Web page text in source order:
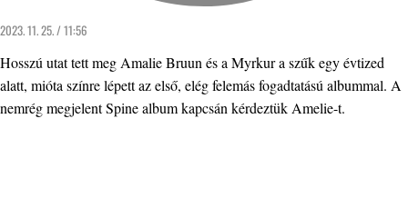
2023. 11. 25. / 11:56
Hosszú utat tett meg Amalie Bruun és a Myrkur a szűk egy évtized
alatt, mióta színre lépett az első, elég felemás fogadtatású albummal. A
nemrég megjelent Spine album kapcsán kérdeztük Amelie-t.